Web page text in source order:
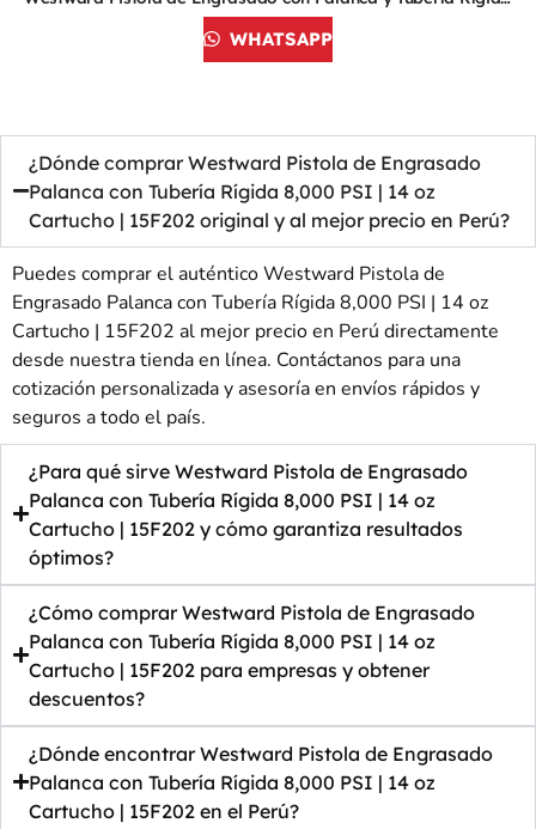
WHATSAPP
¿Dónde comprar Westward Pistola de Engrasado
Palanca con Tubería Rígida 8,000 PSI | 14 oz
Cartucho | 15F202 original y al mejor precio en Perú?
Puedes comprar el auténtico Westward Pistola de
Engrasado Palanca con Tubería Rígida 8,000 PSI | 14 oz
Cartucho | 15F202 al mejor precio en Perú directamente
desde nuestra tienda en línea. Contáctanos para una
cotización personalizada y asesoría en envíos rápidos y
seguros a todo el país.
¿Para qué sirve Westward Pistola de Engrasado
Palanca con Tubería Rígida 8,000 PSI | 14 oz
Cartucho | 15F202 y cómo garantiza resultados
óptimos?
¿Cómo comprar Westward Pistola de Engrasado
Palanca con Tubería Rígida 8,000 PSI | 14 oz
Cartucho | 15F202 para empresas y obtener
descuentos?
¿Dónde encontrar Westward Pistola de Engrasado
Palanca con Tubería Rígida 8,000 PSI | 14 oz
Cartucho | 15F202 en el Perú?